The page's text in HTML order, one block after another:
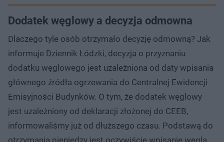
Dodatek węglowy a decyzja odmowna
Dlaczego tyle osób otrzymało decyzję odmowną? Jak
informuje Dziennik Łódzki, decyzja o przyznaniu
dodatku węglowego jest uzależniona od daty wpisania
głównego źródła ogrzewania do Centralnej Ewidencji
Emisyjności Budynków. O tym, że dodatek węglowy
jest uzależniony od deklaracji złożonej do CEEB,
informowaliśmy już od dłuższego czasu. Podstawą do
otrzymania pieniędzy jest oczywiście wpisanie węgla